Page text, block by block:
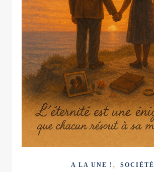
A LA UNE ! , SOCIÉTÉ